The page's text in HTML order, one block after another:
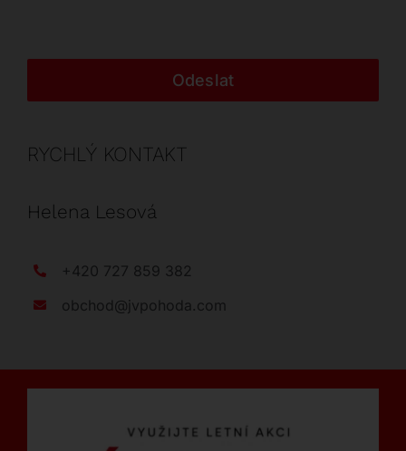
Odeslat
RYCHLÝ KONTAKT
Helena Lesová
+420 727 859 382
obchod@jvpohoda.com